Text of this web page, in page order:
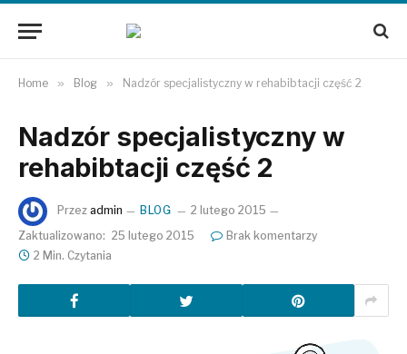
Home » Blog » Nadzór specjalistyczny w rehabibtacji część 2
Nadzór specjalistyczny w
rehabibtacji część 2
Przez admin BLOG
2 lutego 2015
Zaktualizowano: 25 lutego 2015
Brak komentarzy
2 Min. Czytania